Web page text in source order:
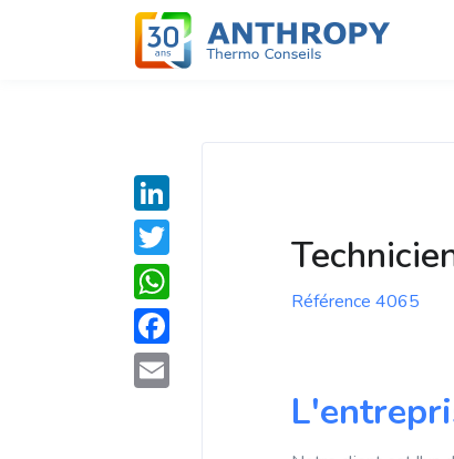
Référence 4065
L
i
n
k
e
T
w
i
t
W
h
a
F